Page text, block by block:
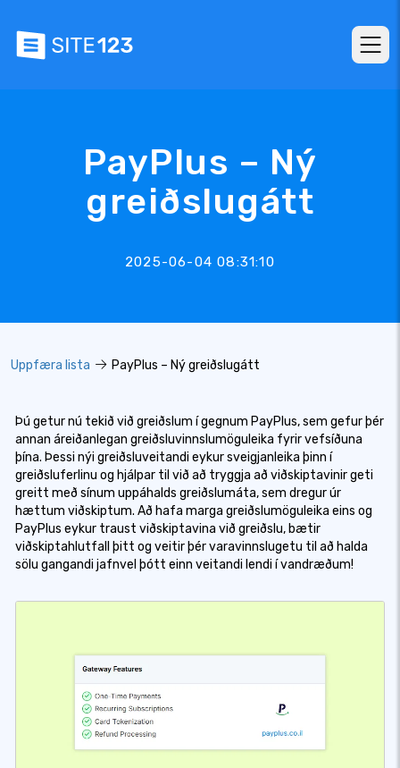
PayPlus – Ný
greiðslugátt
2025-06-04 08:31:10
Uppfæra lista PayPlus – Ný greiðslugátt
Þú getur nú tekið við greiðslum í gegnum PayPlus, sem gefur þér
annan áreiðanlegan greiðsluvinnslumöguleika fyrir vefsíðuna
þína. Þessi nýi greiðsluveitandi eykur sveigjanleika þinn í
greiðsluferlinu og hjálpar til við að tryggja að viðskiptavinir geti
greitt með sínum uppáhalds greiðslumáta, sem dregur úr
hættum viðskiptum. Að hafa marga greiðslumöguleika eins og
PayPlus eykur traust viðskiptavina við greiðslu, bætir
viðskiptahlutfall þitt og veitir þér varavinnslugetu til að halda
sölu gangandi jafnvel þótt einn veitandi lendi í vandræðum!